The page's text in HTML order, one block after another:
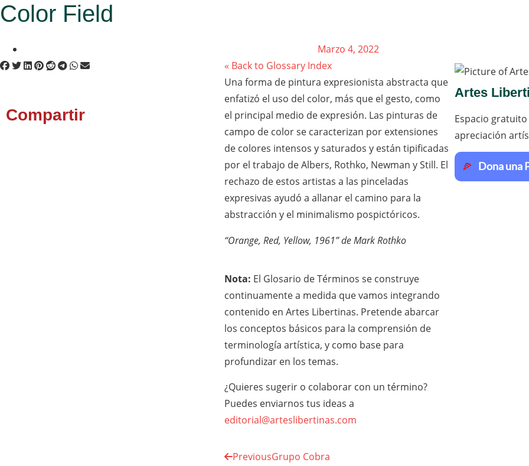
Color Field
Marzo 4, 2022
Compartir
« Back to Glossary Index
Una forma de pintura expresionista abstracta que
enfatizó el uso del color, más que el gesto, como
el principal medio de expresión. Las pinturas de
campo de color se caracterizan por extensiones
de colores intensos y saturados y están tipificadas
por el trabajo de Albers, Rothko, Newman y Still. El
rechazo de estos artistas a las pinceladas
expresivas ayudó a allanar el camino para la
abstracción y el minimalismo pospictóricos.
“Orange, Red, Yellow, 1961” de Mark Rothko
Nota: El Glosario de Términos se construye
continuamente a medida que vamos integrando
contenido en Artes Libertinas. Pretende abarcar
los conceptos básicos para la comprensión de
terminología artística, y como base para
profundizar en los temas.
¿Quieres sugerir o colaborar con un término?
Puedes enviarnos tus ideas a
editorial@arteslibertinas.com
PreviousGrupo Cobra
Artes
Espacio
apreciación